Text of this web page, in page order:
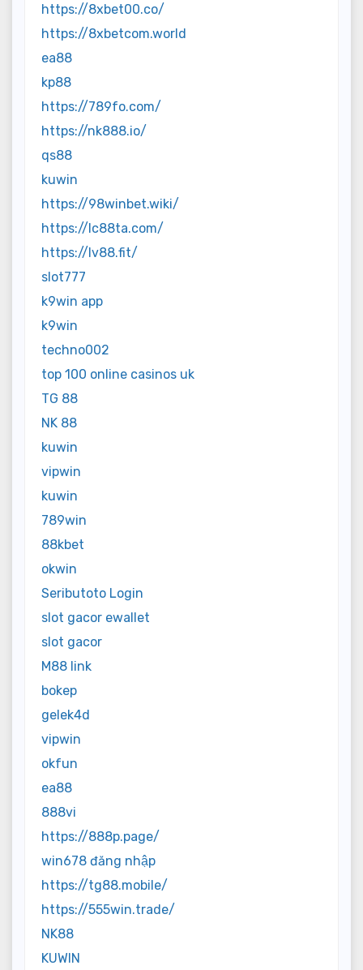
https://8xbet00.co/
https://8xbetcom.world
ea88
kp88
https://789fo.com/
https://nk888.io/
qs88
kuwin
https://98winbet.wiki/
https://lc88ta.com/
https://lv88.fit/
slot777
k9win app
k9win
techno002
top 100 online casinos uk
TG 88
NK 88
kuwin
vipwin
kuwin
789win
88kbet
okwin
Seributoto Login
slot gacor ewallet
slot gacor
M88 link
bokep
gelek4d
vipwin
okfun
ea88
888vi
https://888p.page/
win678 đăng nhập
https://tg88.mobile/
https://555win.trade/
NK88
KUWIN